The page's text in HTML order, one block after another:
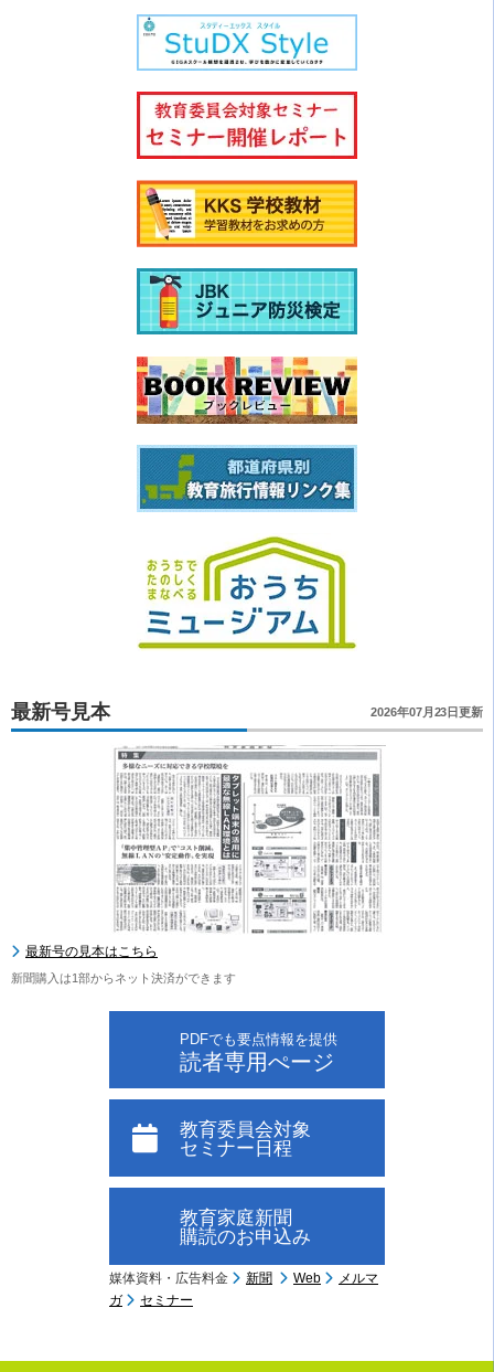
最新号見本 2026年07月23日更新
最新号の見本はこちら
新聞購入は1部からネット決済ができます
PDFでも要点情報を提供
読者専用ぺージ
教育委員会対象
セミナー日程
教育家庭新聞
購読のお申込み
媒体資料・広告料金 新聞 Web
メルマ
ガ
セミナー